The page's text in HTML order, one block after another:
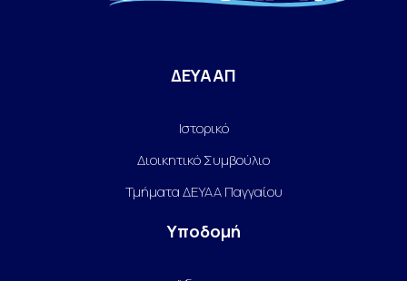
ΔΕΥΑΑΠ
Ιστορικό
Διοικητικό Συμβούλιο
Τμήματα ΔΕΥΑΑ Παγγαίου
Υποδομή